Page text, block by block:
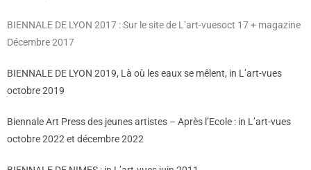
BIENNALE DE LYON 2017 : Sur le site de L’art-vuesoct 17 + magazine
Décembre 2017
BIENNALE DE LYON 2019, Là où les eaux se mêlent, in L’art-vues
octobre 2019
Biennale Art Press des jeunes artistes – Après l’Ecole : in L’art-vues
octobre 2022 et décembre 2022